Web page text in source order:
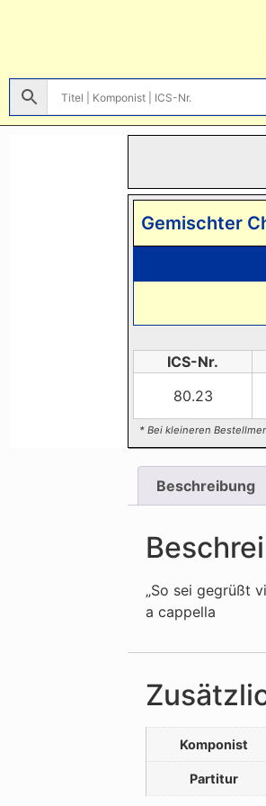
Gemischter
ICS-Nr.
80.23
* Bei kleineren
Beschreibung
„So sei gegrüßt
a cappella
Komponist
Partitur